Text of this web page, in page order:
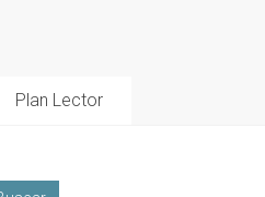
Plan Lector